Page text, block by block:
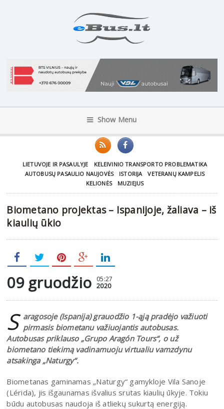
Show Menu
LIETUVOJE IR PASAULYJE
KELEIVINIO TRANSPORTO PROBLEMATIKA
AUTOBUSŲ PASAULIO NAUJOVĖS
ISTORIJA
VETERANŲ KAMPELIS
KELIONĖS
MUZIEJUS
Biometano projektas – Ispanijoje, žaliava – iš
kiaulių ūkio
09 gruodžio 05:27
2020
S aragosoje (Ispanija) grauodžio 1-ąją pradėjo važiuoti
pirmasis biometanu važiuojantis autobusas.
Autobusas priklauso „Grupo Aragón Tours“, o už
biometano tiekimą vadinamuoju virtualiu vamzdynu
atsakinga „Naturgy“.
Biometanas gaminamas „Naturgy“ gamykloje Vila Sanoje
(Lérida), jis išgaunamas išvalius srutas kiaulių ūkyje. Tokiu
būdu autobusas naudoja iš atliekų sukurtą energiją.